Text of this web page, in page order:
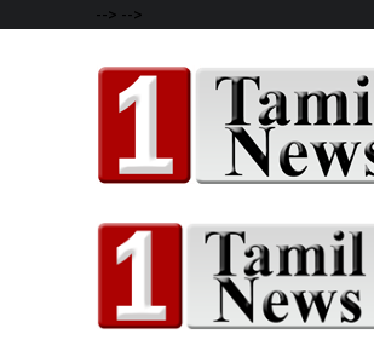
--> -->